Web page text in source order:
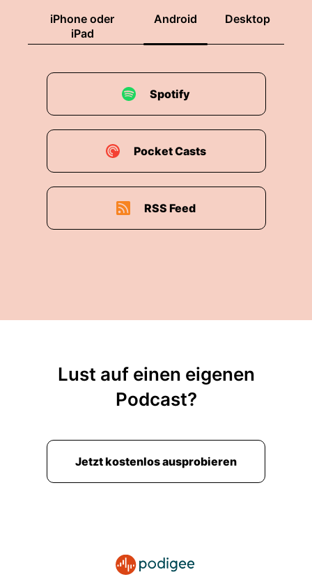
iPhone oder
iPad
Android Desktop
Spotify
Pocket Casts
RSS Feed
Lust auf einen eigenen
Podcast?
Jetzt kostenlos ausprobieren